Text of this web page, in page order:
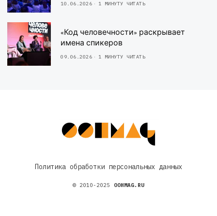
10.06.2026 1 МИНУТУ ЧИТАТЬ
«Код человечности» раскрывает
имена спикеров
09.06.2026 1 МИНУТУ ЧИТАТЬ
Политика обработки персональных данных
© 2010-2025 OOHMAG.RU